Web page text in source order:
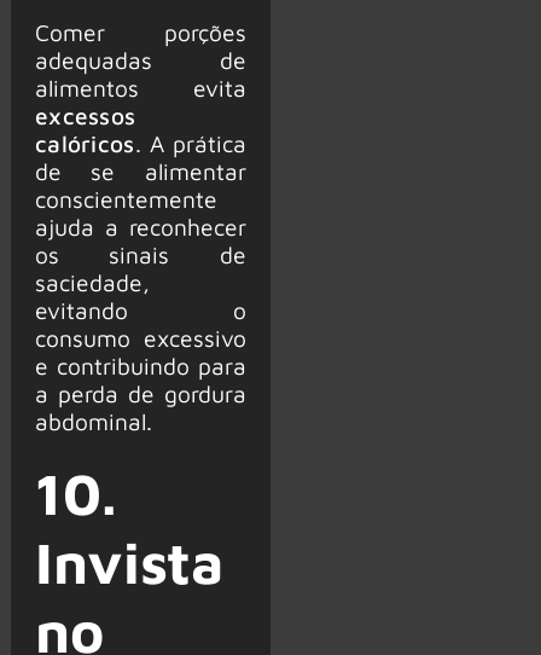
Comer porções
adequadas de
alimentos evita
excessos
calóricos. A prática
de se alimentar
conscientemente
ajuda a reconhecer
os sinais de
saciedade,
evitando o
consumo excessivo
e contribuindo para
a perda de gordura
abdominal.
10.
Invista
no